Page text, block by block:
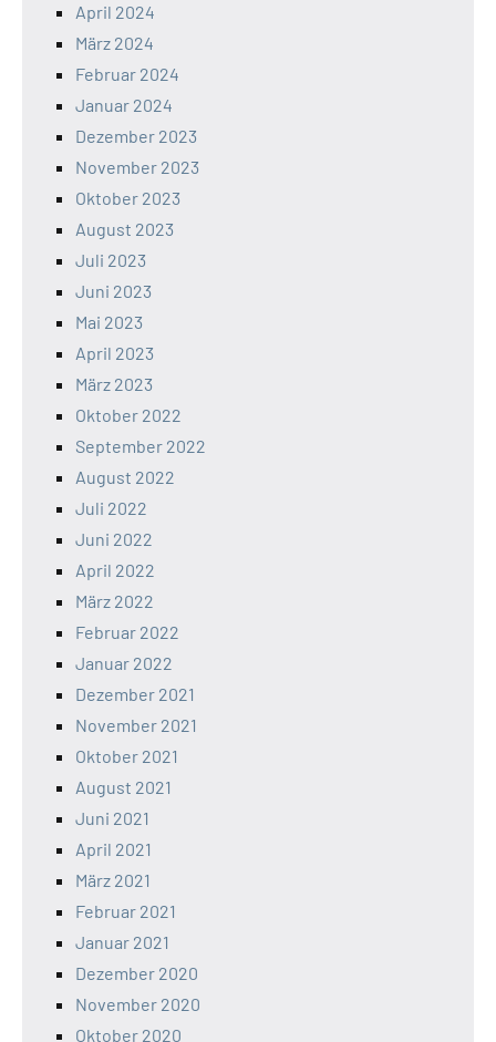
April 2024
März 2024
Februar 2024
Januar 2024
Dezember 2023
November 2023
Oktober 2023
August 2023
Juli 2023
Juni 2023
Mai 2023
April 2023
März 2023
Oktober 2022
September 2022
August 2022
Juli 2022
Juni 2022
April 2022
März 2022
Februar 2022
Januar 2022
Dezember 2021
November 2021
Oktober 2021
August 2021
Juni 2021
April 2021
März 2021
Februar 2021
Januar 2021
Dezember 2020
November 2020
Oktober 2020